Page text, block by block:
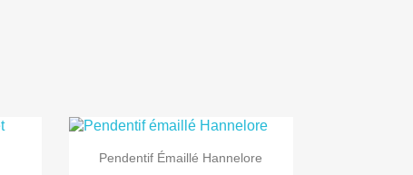
 Aperçu rapide
Pendentif Émaillé Hannelore